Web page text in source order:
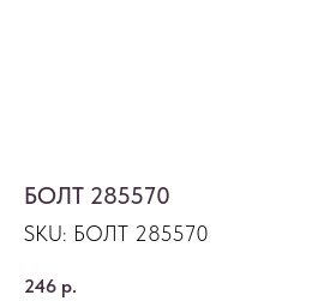
БОЛТ 285570
SKU: БОЛТ 285570
246 р.